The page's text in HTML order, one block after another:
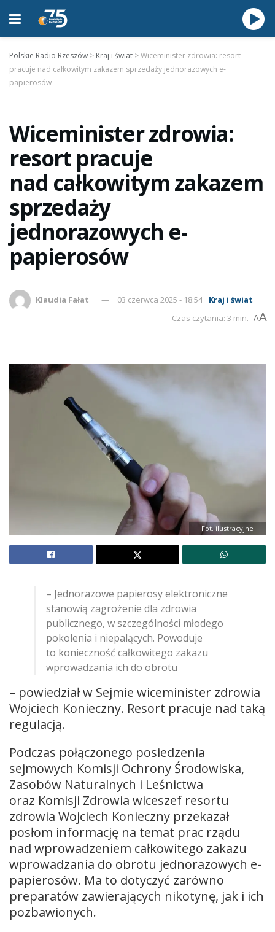
Polskie Radio Rzeszów > Kraj i świat >Wiceminister zdrowia: resort
pracuje nad całkowitym zakazem sprzedaży jednorazowych e-
papierosów
Wiceminister zdrowia:
resort pracuje
nad całkowitym zakazem
sprzedaży
jednorazowych e-
papierosów
Klaudia Fałat 03 czerwca 2025 - 18:54 Kraj i świat
Czas czytania: 3 min. AA
Fot. ilustracyjne
– Jednorazowe papierosy elektroniczne
stanowią zagrożenie dla zdrowia
publicznego, w szczególności młodego
pokolenia i niepalących. Powoduje
to konieczność całkowitego zakazu
wprowadzania ich do obrotu
– powiedział w Sejmie wiceminister zdrowia
Wojciech Konieczny. Resort pracuje nad taką
regulacją.
Podczas połączonego posiedzenia
sejmowych Komisji Ochrony Środowiska,
Zasobów Naturalnych i Leśnictwa
oraz Komisji Zdrowia wiceszef resortu
zdrowia Wojciech Konieczny przekazał
posłom informację na temat prac rządu
nad wprowadzeniem całkowitego zakazu
wprowadzania do obrotu jednorazowych e-
papierosów. Ma to dotyczyć zarówno
preparatów zawierających nikotynę, jak i ich
pozbawionych.